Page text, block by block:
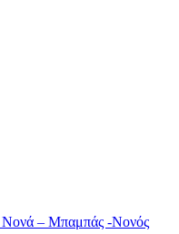
– Μπαμπάς -Νονός